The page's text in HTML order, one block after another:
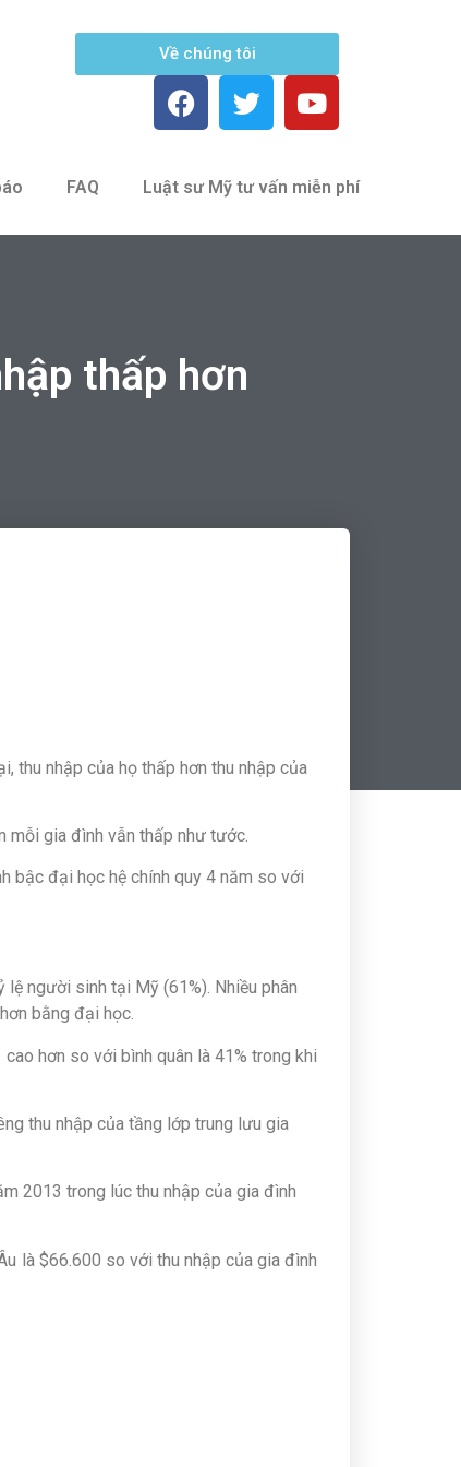
Về chúng tôi
FAQ Luật sư Mỹ tư vấn miễn phí
thấp hơn
thu nhập của họ thấp hơn thu nhập của
mỗi gia đình vẫn thấp như tước.
bậc đại học hệ chính quy 4 năm so với
người sinh tại Mỹ (61%). Nhiều phân
bằng đại học.
hơn so với bình quân là 41% trong khi
thu nhập của tầng lớp trung lưu gia
2013 trong lúc thu nhập của gia đình
là $66.600 so với thu nhập của gia đình